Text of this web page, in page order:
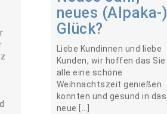
neues (Alpaka-)
Glück?
Liebe Kundinnen und liebe
Kunden, wir hoffen das Sie
alle eine schöne
Weihnachtszeit genießen
konnten und gesund in das
neue […]